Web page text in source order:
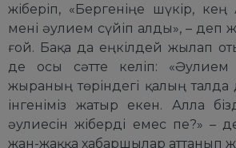
жіберіп, «Бергеніңе шүкір,
мені әулием сүйіп алды», – деп
ғой. Бақа да еңкілдей жылап
де осы сәтте келіп: «Әулием
жыраның төріндегі қалың талда
інгеніміз жатыр екен. Алла
әулиесін жіберді емес пе?» –
жан-жаққа хабаршылар аттанып